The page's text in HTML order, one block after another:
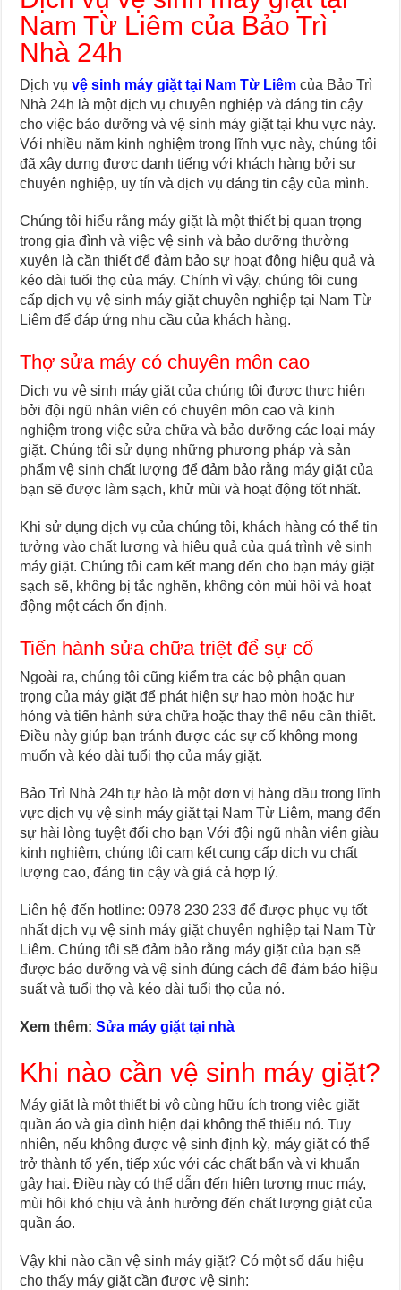
Nam Từ Liêm của Bảo Trì
Nhà 24h
Dịch vụvệ sinh máy giặt tại Nam Từ Liêm của Bảo Trì
Nhà 24h là một dịch vụ chuyên nghiệp và đáng tin cậy
cho việc bảo dưỡng và vệ sinh máy giặt tại khu vực này.
Với nhiều năm kinh nghiệm trong lĩnh vực này, chúng tôi
đã xây dựng được danh tiếng với khách hàng bởi sự
chuyên nghiệp, uy tín và dịch vụ đáng tin cậy của mình.
Chúng tôi hiểu rằng máy giặt là một thiết bị quan trọng
trong gia đình và việc vệ sinh và bảo dưỡng thường
xuyên là cần thiết để đảm bảo sự hoạt động hiệu quả và
kéo dài tuổi thọ của máy. Chính vì vậy, chúng tôi cung
cấp dịch vụ vệ sinh máy giặt chuyên nghiệp tại Nam Từ
Liêm để đáp ứng nhu cầu của khách hàng.
Thợ sửa máy có chuyên môn cao
Dịch vụ vệ sinh máy giặt của chúng tôi được thực hiện
bởi đội ngũ nhân viên có chuyên môn cao và kinh
nghiệm trong việc sửa chữa và bảo dưỡng các loại máy
giặt. Chúng tôi sử dụng những phương pháp và sản
phẩm vệ sinh chất lượng để đảm bảo rằng máy giặt của
bạn sẽ được làm sạch, khử mùi và hoạt động tốt nhất.
Khi sử dụng dịch vụ của chúng tôi, khách hàng có thể tin
tưởng vào chất lượng và hiệu quả của quá trình vệ sinh
máy giặt. Chúng tôi cam kết mang đến cho bạn máy giặt
sạch sẽ, không bị tắc nghẽn, không còn mùi hôi và hoạt
động một cách ổn định.
Tiến hành sửa chữa triệt để sự cố
Ngoài ra, chúng tôi cũng kiểm tra các bộ phận quan
trọng của máy giặt để phát hiện sự hao mòn hoặc hư
hỏng và tiến hành sửa chữa hoặc thay thế nếu cần thiết.
Điều này giúp bạn tránh được các sự cố không mong
muốn và kéo dài tuổi thọ của máy giặt.
Bảo Trì Nhà 24h tự hào là một đơn vị hàng đầu trong lĩnh
vực dịch vụ vệ sinh máy giặt tại Nam Từ Liêm, mang đến
sự hài lòng tuyệt đối cho bạn Với đội ngũ nhân viên giàu
kinh nghiệm, chúng tôi cam kết cung cấp dịch vụ chất
lượng cao, đáng tin cậy và giá cả hợp lý.
Liên hệ đến hotline: 0978 230 233 để được phục vụ tốt
nhấtdịch vụ vệ sinh máy giặt chuyên nghiệp tại Nam Từ
Liêm. Chúng tôi sẽ đảm bảo rằng máy giặt của bạn sẽ
được bảo dưỡng và vệ sinh đúng cách để đảm bảo hiệu
suất và tuổi thọ và kéo dài tuổi thọ của nó.
Xem thêm:Sửa máy giặt tại nhà
Khi nào cần vệ sinh máy giặt?
Máy giặt là một thiết bị vô cùng hữu ích trong việc giặt
quần áo và gia đình hiện đại không thể thiếu nó. Tuy
nhiên, nếu không được vệ sinh định kỳ, máy giặt có thể
trở thành tổ yến, tiếp xúc với các chất bẩn và vi khuẩn
gây hại. Điều này có thể dẫn đến hiện tượng mục máy,
mùi hôi khó chịu và ảnh hưởng đến chất lượng giặt của
quần áo.
Vậy khi nào cần vệ sinh máy giặt? Có một số dấu hiệu
cho thấy máy giặt cần được vệ sinh: